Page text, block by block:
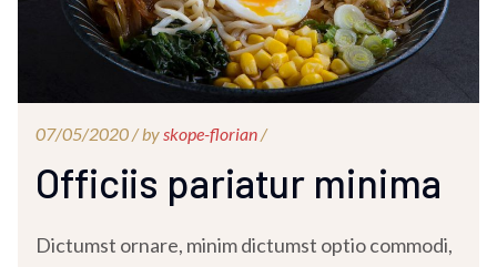
07/05/2020 /byskope-florian/
Officiis pariatur minima
Dictumst ornare, minim dictumst optio commodi,